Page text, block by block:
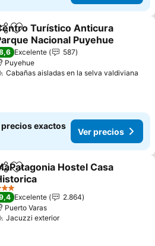
Agregar a favoritos
Turístico Anticura
Nacional Puyehue
Excelente
587
Puyehue
Cabañas aisladas en la selva valdiviana
exactos
Ver precios
Agregar a favoritos
Hostel Casa
Excelente
2.864
Puerto Varas
Jacuzzi exterior